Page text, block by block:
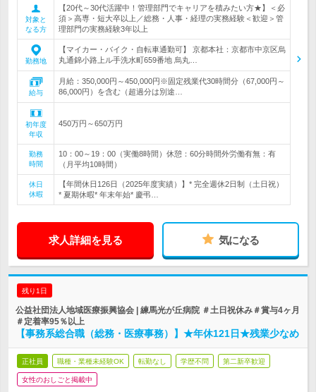
対象と
なる方
【20代～30代活躍中！管理部門でキャリアを積みたい方★】＜必
須＞高専・短大卒以上／総務・人事・経理の実務経験＜歓迎＞管
理部門の実務経験3年以上
勤務地
【マイカー・バイク・自転車通勤可】 京都本社：京都市中京区烏
丸通錦小路上ル手洗水町659番地 烏丸…
給与
月給：350,000円～450,000円※固定残業代30時間分（67,000円～
86,000円）を含む（超過分は別途…
初年度
年収
450万円～650万円
勤務
時間
10：00～19：00（実働8時間）休憩：60分時間外労働有無：有
（月平均10時間）
休日
休暇
【年間休日126日（2025年度実績）】* 完全週休2日制（土日祝）
* 夏期休暇* 年末年始* 慶弔…
求人詳細を見る 気になる
残り1日
公益社団法人地域医療振興協会 | 練馬光が丘病院 ＃土日祝休み＃賞与4ヶ月
＃定着率95％以上
【事務系総合職（総務・医療事務）】★年休121日★残業少なめ
正社員 職種・業種未経験OK 転勤なし 学歴不問 第二新卒歓迎
女性のおしごと掲載中